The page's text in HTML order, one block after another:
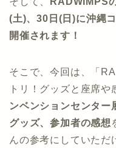
(土)、30日(日)に沖縄
開催されます！
そこで、今回は、「
トリ！グッズと座席や
ンベンションセンター
グッズ、参加者の感想
んの参考にしていただ